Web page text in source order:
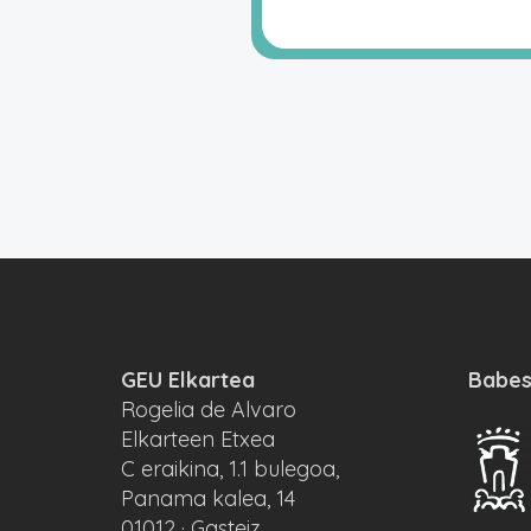
GEU Elkartea
Rogelia de Alvaro
Elkarteen Etxea
C eraikina, 1.1 bulegoa,
Panama kalea, 14